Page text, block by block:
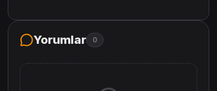
Yorumlar 0